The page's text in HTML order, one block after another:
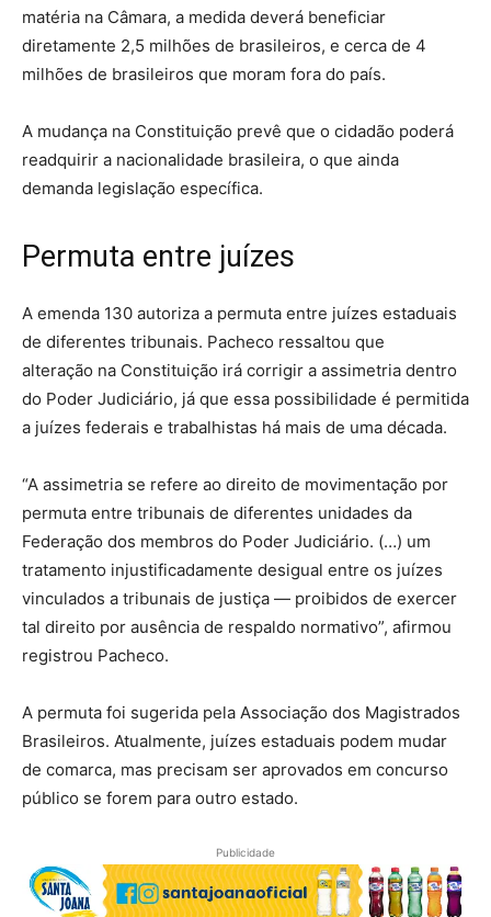
matéria na Câmara, a medida deverá beneficiar
diretamente 2,5 milhões de brasileiros, e cerca de 4
milhões de brasileiros que moram fora do país.
A mudança na Constituição prevê que o cidadão poderá
readquirir a nacionalidade brasileira, o que ainda
demanda legislação específica.
Permuta entre juízes
A emenda 130 autoriza a permuta entre juízes estaduais
de diferentes tribunais. Pacheco ressaltou que
alteração na Constituição irá corrigir a assimetria dentro
do Poder Judiciário, já que essa possibilidade é permitida
a juízes federais e trabalhistas há mais de uma década.
“A assimetria se refere ao direito de movimentação por
permuta entre tribunais de diferentes unidades da
Federação dos membros do Poder Judiciário. (…) um
tratamento injustificadamente desigual entre os juízes
vinculados a tribunais de justiça — proibidos de exercer
tal direito por ausência de respaldo normativo”, afirmou
registrou Pacheco.
A permuta foi sugerida pela Associação dos Magistrados
Brasileiros. Atualmente, juízes estaduais podem mudar
de comarca, mas precisam ser aprovados em concurso
público se forem para outro estado.
Publicidade